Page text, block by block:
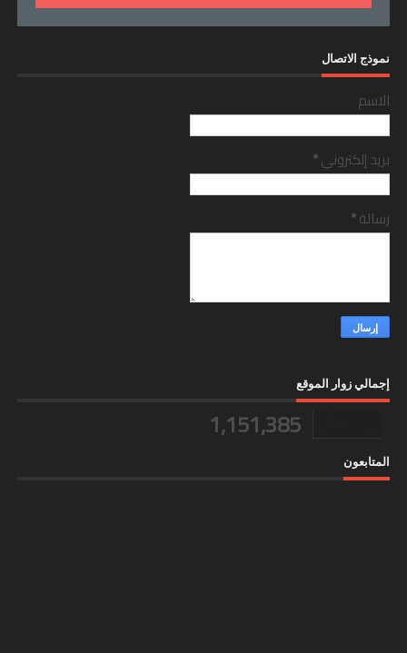
نموذج الاتصال
الاسم
بريد إلكتروني*
رسالة*
إجمالي زوار الموقع
1,151,385
المتابعون